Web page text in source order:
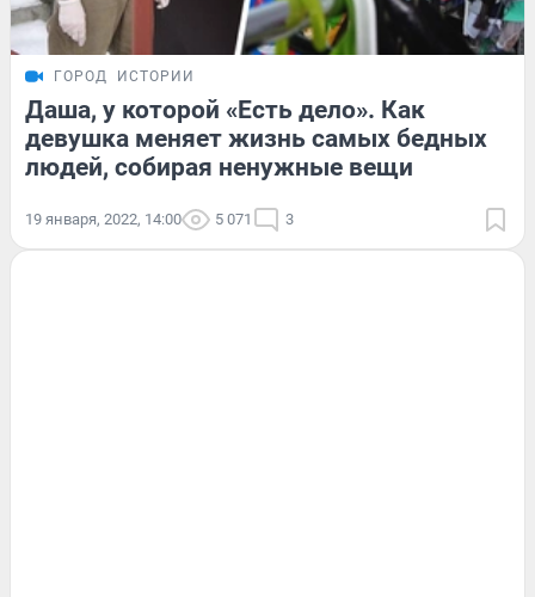
ГОРОД ИСТОРИИ
Даша, у которой «Есть дело». Как
девушка меняет жизнь самых бедных
людей, собирая ненужные вещи
19 января, 2022, 14:00 5 071 3